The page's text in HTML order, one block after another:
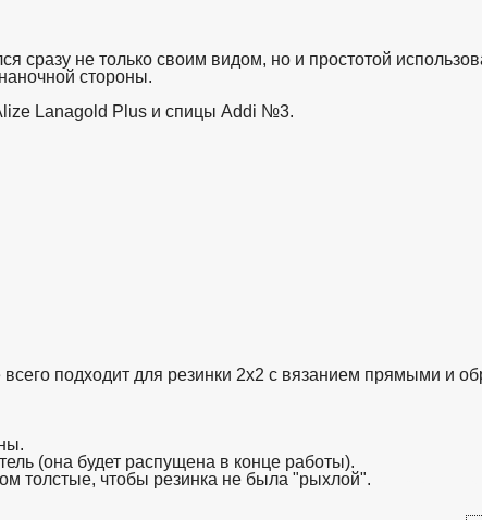
сразу не только своим видом, но и простотой
стороны.
Lanagold Plus и спицы Addi №3.
подходит для резинки 2х2 с вязанием прямыми и
(она будет распущена в конце работы).
толстые, чтобы резинка не была "рыхлой".